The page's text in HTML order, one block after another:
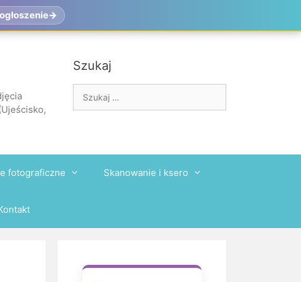
Szukaj
fotograficzne Skanowanie i ksero